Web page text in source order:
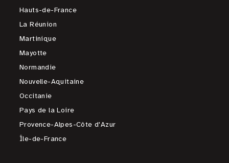
Hauts-de-France
La Réunion
Martinique
Mayotte
Normandie
Nouvelle-Aquitaine
Occitanie
Pays de la Loire
Provence-Alpes-Côte d'Azur
Île-de-France